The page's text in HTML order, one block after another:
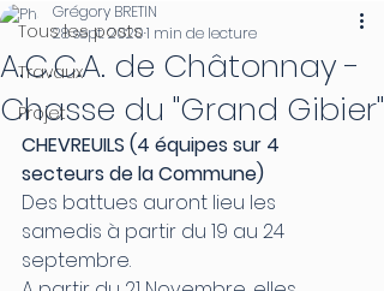
Tous les posts
Travaux
Projet
A.C.C.A. de Châtonnay -
Chasse du "Grand Gibier"
Grégory BRETIN
28 sept. 20201 min de lecture
CHEVREUILS (4 équipes sur 4
secteurs de la Commune)
Des battues auront lieu les
samedis à partir du 19 au 24
septembre.